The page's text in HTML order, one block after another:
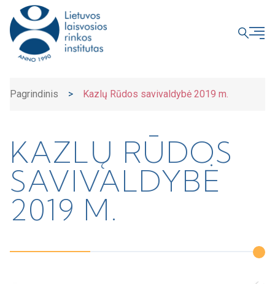
Pagrindinis > Kazlų Rūdos savivaldybė 2019 m.
KAZLŲ RŪDOS
SAVIVALDYBĖ
2019 M.
UŽDARYTI